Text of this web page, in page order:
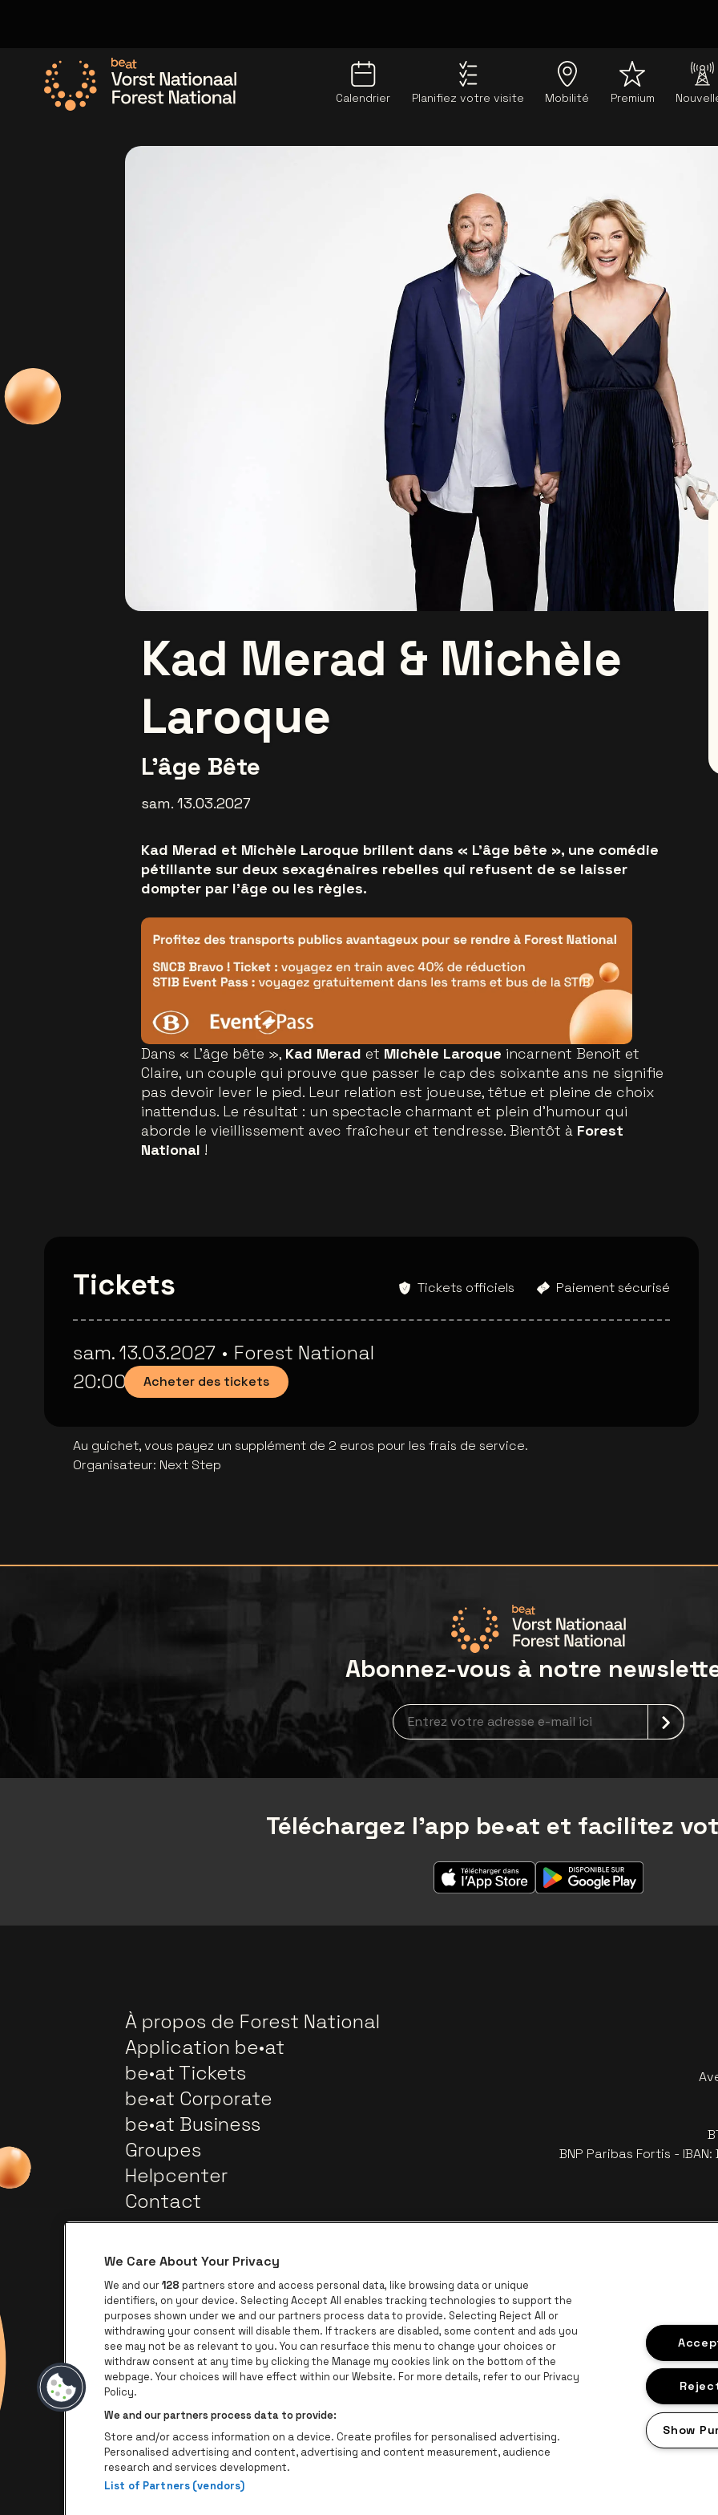
Calendrier Planifiez votre visite Mobilité Premium
Kad Merad & Michèle
Laroque
L'âge Bête
sam. 13.03.2027
Kad Merad et Michèle Laroque brillent dans « L'âge bête », une comédie
pétillante sur deux sexagénaires rebelles qui refusent de se laisser
dompter par l’âge ou les règles.
Dans « L'âge bête », Kad Merad et Michèle Laroque incarnent Benoit et
Claire, un couple qui prouve que passer le cap des soixante ans ne signifie
pas devoir lever le pied. Leur relation est joueuse, têtue et pleine de choix
inattendus. Le résultat : un spectacle charmant et plein d’humour qui
aborde le vieillissement avec fraîcheur et tendresse. Bientôt à Forest
National !
Tickets Tickets officiels Paiement sécurisé
sam. 13.03.2027 • Forest National
20:00
Acheter des tickets
Au guichet, vous payez un supplément de 2 euros pour les frais de service.
Organisateur: Next Step
Abonnez-vous à notre
Inscription à la newsletter
Téléchargez l'app be•at et facilitez
À propos de Forest National
Application be•at
be•at Tickets
be•at Corporate
be•at Business
Groupes
Helpcenter
Contact
BNP Paribas Fortis -
Visitez le site de Lotto
Visitez le site de Europcar
Visitez le site de Jupiler Visitez le site de Coca-Cola
Visitez le site de Le logo Lillet en blanc cassé
Visitez le site de Croky
Visitez le site de Bruzz
Visitez le site de Radio Contact
We Care About Your Privacy
We and our128 partners store and access personal data, like browsing data or unique
identifiers, on your device. Selecting Accept All enables tracking technologies to support the
purposes shown under we and our partners process data to provide. Selecting Reject All or
withdrawing your consent will disable them. If trackers are disabled, some content and ads you
see may not be as relevant to you. You can resurface this menu to change your choices or
withdraw consent at any time by clicking the Manage my cookies link on the bottom of the
webpage. Your choices will have effect within our Website. For more details, refer to our Privacy
Policy.
We and our partners process data to provide:
Store and/or access information on a device. Create profiles for personalised advertising.
Personalised advertising and content, advertising and content measurement, audience
research and services development.
List of Partners (vendors)
Show